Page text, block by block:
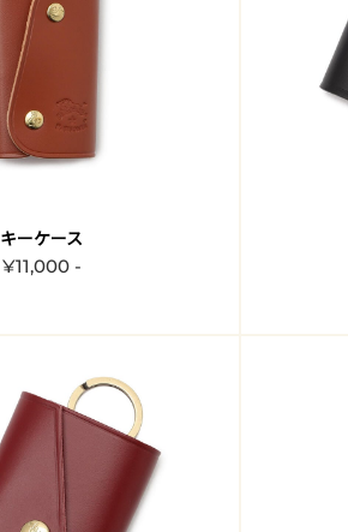
キーケース
¥11,000 -